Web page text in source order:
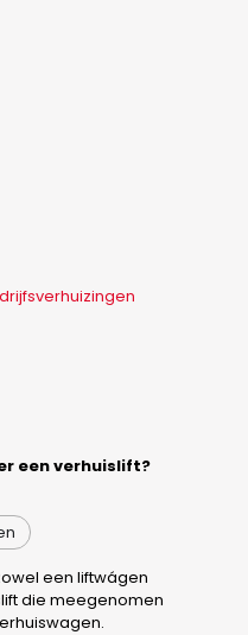
een verhuislift?
een liftwágen
die meegenomen